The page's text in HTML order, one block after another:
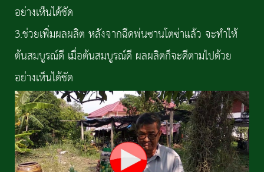
อย่างเห็นได้ชัด
3.ช่วยเพิ่มผลผลิต หลังจากฉีดพ่นซานโตซ่าแล้ว จะทำให้
ต้นสมบูรณ์ดี เมื่อต้นสมบูรณ์ดี ผลผลิตก็จะดีตามไปด้วย
อย่างเห็นได้ชัด